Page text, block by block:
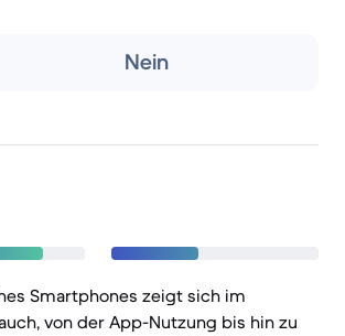
Nein
Smartphones zeigt sich im
von der App-Nutzung bis hin zu